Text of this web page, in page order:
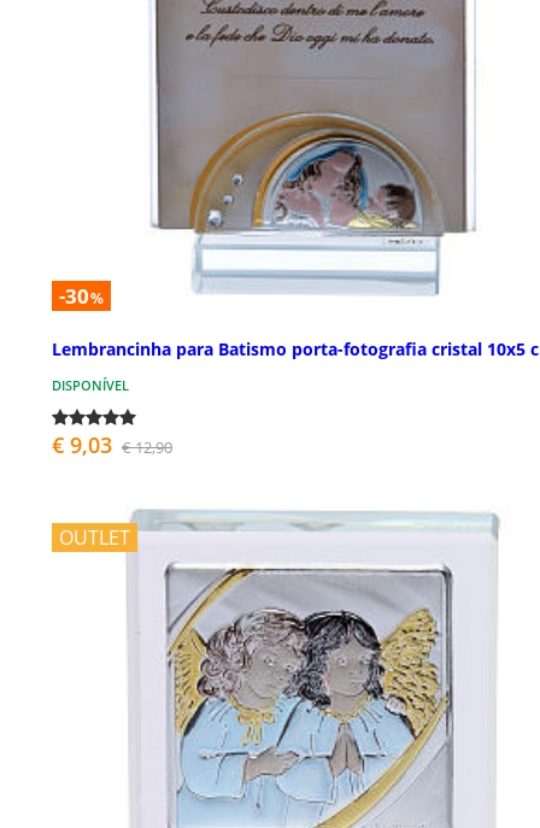
-30%
Lembrancinha para Batismo porta-fotografia cristal 10x5
DISPONÍVEL
€ 9,03 € 12,90
OUTLET